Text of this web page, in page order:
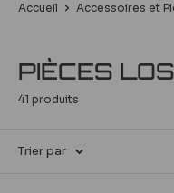
Accueil Accessoires et
PIÈCES
41 produits
Trier par